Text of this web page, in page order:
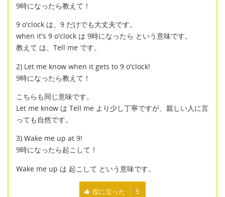
9時になったら教えて！
9 o'clock は、9 だけでも大丈夫です。
when it's 9 o'clock は 9時になったら という意味です。
教えて は、Tell me です。
2) Let me know when it gets to 9 o'clock!
9時になったら教えて！
こちらも同じ意味です。
Let me know は Tell me より少し丁寧ですが、親しい人に言
っても自然です。
3) Wake me up at 9!
9時になったら起こして！
Wake me up は 起こして という意味です。
役に立った 5